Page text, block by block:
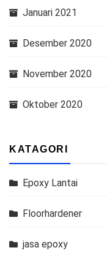
Januari 2021
Desember 2020
November 2020
Oktober 2020
KATAGORI
Epoxy Lantai
Floorhardener
jasa epoxy